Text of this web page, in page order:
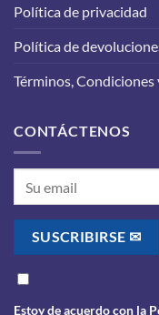
Política de privacidad
Política de
Términos,
CONTÁCTENOS
Estoy de acuerdo con la